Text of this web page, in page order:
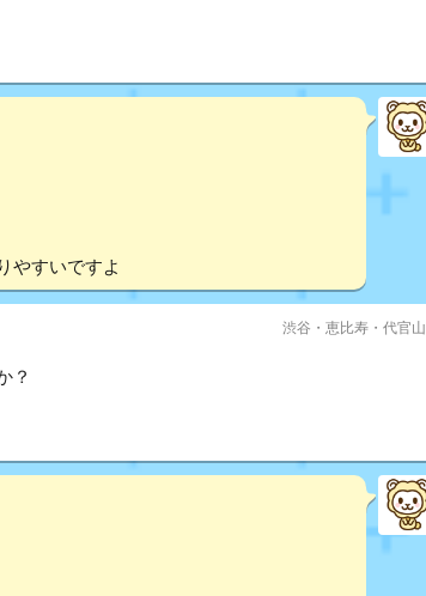
やすいですよ
渋谷・恵比寿・代官山
？